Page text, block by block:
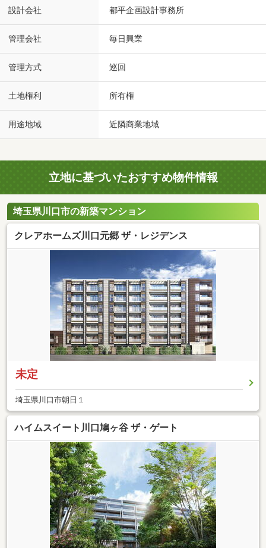
設計会社 都平企画設計事務所
管理会社 毎日興業
管理方式 巡回
土地権利 所有権
用途地域 近隣商業地域
立地に基づいたおすすめ物件情報
埼玉県川口市の新築マンション
クレアホームズ川口元郷 ザ・レジデンス
未定
埼玉県川口市朝日１
ハイムスイート川口鳩ヶ谷 ザ・ゲート